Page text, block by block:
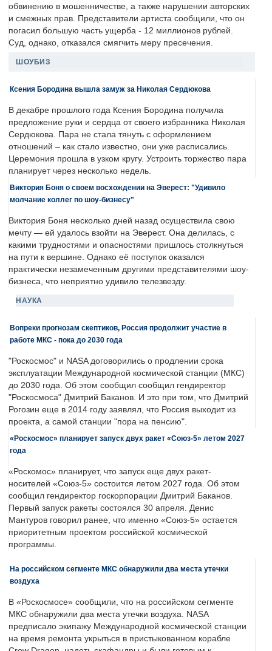
обвинению в мошенничестве, а также нарушении авторских
и смежных прав. Представители артиста сообщили, что он
погасил большую часть ущерба - 12 миллионов рублей.
Суд, однако, отказался смягчить меру пресечения.
ШОУБИЗ
Ксения Бородина вышла замуж за Николая Сердюкова
В декабре прошлого года Ксения Бородина получила
предложение руки и сердца от своего избранника Николая
Сердюкова. Пара не стала тянуть с оформлением
отношений – как стало известно, они уже расписались.
Церемония прошла в узком кругу. Устроить торжество пара
планирует через несколько недель.
Виктория Боня о своем восхождении на Эверест: "Удивило
молчание коллег по шоу-бизнесу"
Виктория Боня несколько дней назад осуществила свою
мечту — ей удалось взойти на Эверест. Она делилась, с
какими трудностями и опасностями пришлось столкнуться
на пути к вершине. Однако её поступок оказался
практически незамеченным другими представителями шоу-
бизнеса, что неприятно удивило телезвезду.
НАУКА
Вопреки прогнозам скептиков, Россия продолжит участие в
работе МКС - пока до 2030 года
"Роскосмос" и NASA договорились о продлении срока
эксплуатации Международной космической станции (МКС)
до 2030 года. Об этом сообщил сообщил гендиректор
"Роскосмоса" Дмитрий Баканов. И это при том, что Дмитрий
Рогозин еще в 2014 году заявлял, что Россия выходит из
проекта, а самой станции "пора на пенсию".
«Роскосмос» планирует запуск двух ракет «Союз-5» летом 2027
года
«Роскомос» планирует, что запуск еще двух ракет-
носителей «Союз-5» состоится летом 2027 года. Об этом
сообщил гендиректор госкорпорации Дмитрий Баканов.
Первый запуск ракеты состоялся 30 апреля. Денис
Мантуров говорил ранее, что именно «Союз-5» остается
приоритетным проектом российской космической
программы.
На российском сегменте МКС обнаружили два места утечки
воздуха
В «Роскосмосе» сообщили, что на российском сегменте
МКС обнаружили два места утечки воздуха. NASA
предписало экипажу Международной космической станции
на время ремонта укрыться в пристыкованном корабле